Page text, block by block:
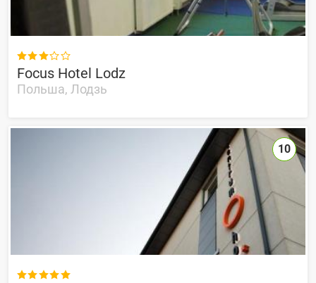

Focus Hotel Lodz
Польша, Лодзь

10